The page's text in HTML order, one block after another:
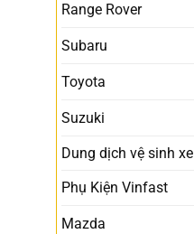
Range Rover
Subaru
Toyota
Suzuki
Dung dịch vệ sinh xe
Phụ Kiện Vinfast
Mazda